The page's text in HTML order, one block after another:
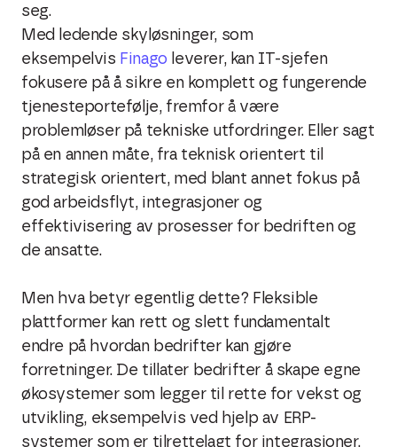
seg.
Med ledende skyløsninger, som
eksempelvis Finago leverer, kan IT-sjefen
fokusere på å sikre en komplett og fungerende
tjenesteportefølje, fremfor å være
problemløser på tekniske utfordringer. Eller sagt
på en annen måte, fra teknisk orientert til
strategisk orientert, med blant annet fokus på
god arbeidsflyt, integrasjoner og
effektivisering av prosesser for bedriften og
de ansatte.
Men hva betyr egentlig dette? Fleksible
plattformer kan rett og slett fundamentalt
endre på hvordan bedrifter kan gjøre
forretninger. De tillater bedrifter å skape egne
økosystemer som legger til rette for vekst og
utvikling, eksempelvis ved hjelp av ERP-
systemer som er tilrettelagt for integrasjoner.